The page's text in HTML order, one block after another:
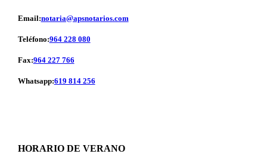
Email:notaria@apsnotarios.com
Teléfono:964 228 080
Fax:964 227 766
Whatsapp:619 814 256
HORARIO DE VERANO